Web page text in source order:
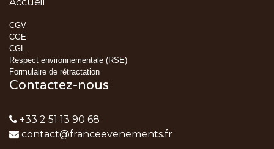
CGV
CGE
CGL
Respect environnementale (RSE)
Formulaire de rétractation
Contactez-nous
+33 2 51 13 90 68
contact@franceevenements.fr